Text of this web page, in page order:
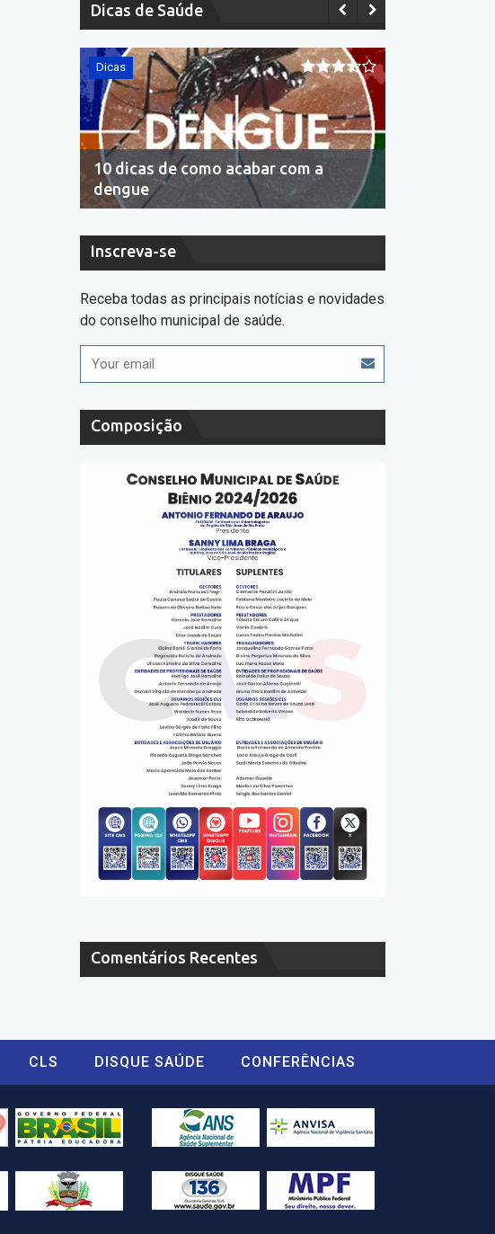
Dicas de Saúde
Dicas
10 dicas de como acabar com a
dengue
Inscreva-se
Receba todas as principais notícias e novidades
do conselho municipal de saúde.
Composição
Comentários Recentes
CLS DISQUE SAÚDE CONFERÊNCIAS